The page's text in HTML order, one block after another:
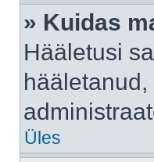
» Kuidas
Hääletusi
Üles